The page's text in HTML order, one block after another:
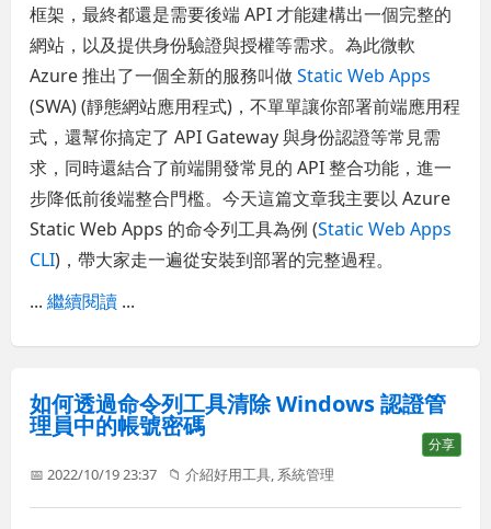
框架，最終都還是需要後端 API 才能建構出一個完整的
網站，以及提供身份驗證與授權等需求。為此微軟
Azure 推出了一個全新的服務叫做Static Web Apps
(SWA) (靜態網站應用程式)，不單單讓你部署前端應用程
式，還幫你搞定了 API Gateway 與身份認證等常見需
求，同時還結合了前端開發常見的 API 整合功能，進一
步降低前後端整合門檻。今天這篇文章我主要以 Azure
Static Web Apps 的命令列工具為例 (Static Web Apps
CLI)，帶大家走一遍從安裝到部署的完整過程。
...繼續閱讀 ...
如何透過命令列工具清除 Windows 認證管
理員中的帳號密碼
分享
📅 2022/10/19 23:37 📁介紹好用工具, 系統管理